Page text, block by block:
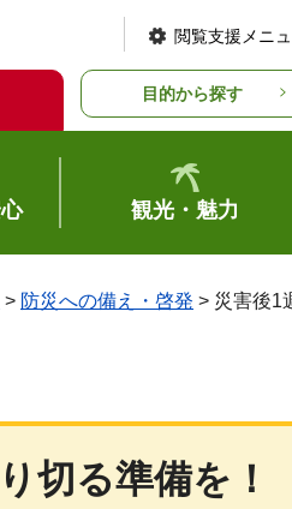
閲覧支援メニ
目的から探す
観光・魅力
> 防災への備え・啓発 > 災害後1
切る準備を！